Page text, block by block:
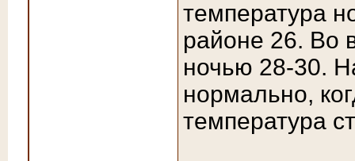
температура
районе 26. Во
ночью 28-30.
нормально,
температура